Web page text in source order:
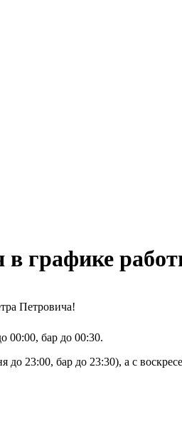
графике
00:00, бар до 00:30.
до 23:00, бар до 23:30), а с